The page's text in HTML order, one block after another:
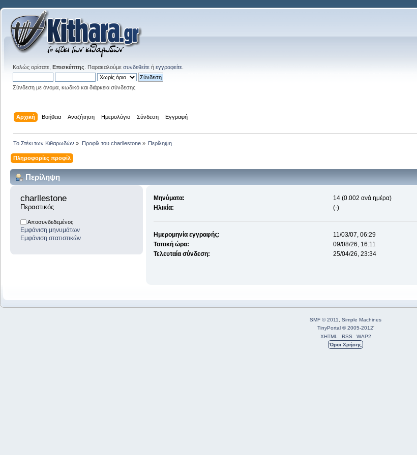
Καλώς ορίσατε, Επισκέπτης . Παρακαλούμε συνδεθείτε ή εγγραφείτε
Σύνδεση με όνομα, κωδικό και διάρκεια σύνδεσης
Αρχική Βοήθεια Αναζήτηση Ημερολόγιο Σύνδεση Εγγραφή
Το Στέκι των Κιθαρωδών » Προφίλ του charllestone» Περίληψη
Πληροφορίες προφίλ
Περίληψη
charllestone
Περαστικός
Αποσυνδεδεμένος
Εμφάνιση μηνυμάτων
Εμφάνιση στατιστικών
Μηνύματα:
14 (0.002 ανά ημέρα)
Ηλικία:
(-)
Ημερομηνία εγγραφής:
11/03/07, 06:29
Τοπική ώρα:
09/08/26, 16:11
Τελευταία σύνδεση:
25/04/26, 23:34
SMF © 2011, Simple Machines
TinyPortal © 2005-2012'
XHTML
RSS
WAP2
Όροι Χρήσης